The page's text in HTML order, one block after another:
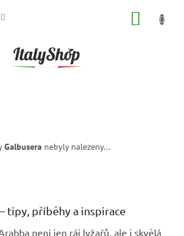
Galbusera nebyly nalezeny...
tipy, příběhy a inspirace
není jen ráj lyžařů, ale i skvělá